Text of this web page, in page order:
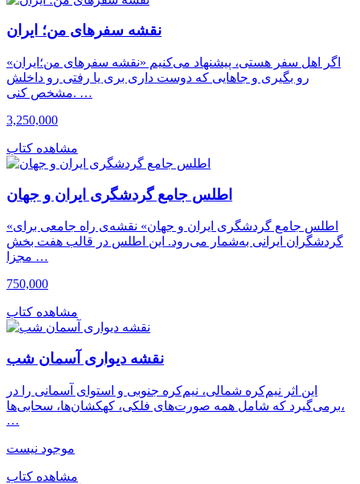
نقشه سفرهای من؛ ایران
اگر اهل سفر هستی، پیشنهاد می‌کنیم «نقشه سفرهای من؛ایران»
رو بگیری و جاهایی که دوست داری بری یا رفتی رو داخلش
مشخص کنی. …
3,250,000
مشاهده کتاب
اطلس جامع گردشگری ایران و جهان
«اطلس جامع گردشگری ایران و جهان» نقشه‌ی راه جامعی برای
گردشگران ایرانی به‌شمار می‌رود. این اطلس در قالب هفت بخش
مجزا …
750,000
مشاهده کتاب
نقشه دیواری آسمان شب
این اثر نیم‌کره شمالی، نیم‌کره جنوبی و استوای آسمانی را در
برمی‌گیرد که شامل همه صورت‌های فلکی، کهکشان‌ها، سحابی‌ها،
…
موجود نیست
مشاهده کتاب